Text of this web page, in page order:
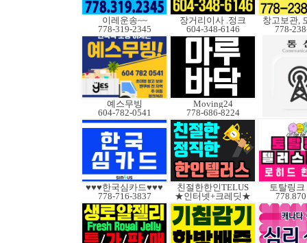
이레운송~~
778-319-2345
장거리이사 .정크
604-348-6146
창고보관,
778-
예스무빙
604-782-0541
Moving24
778-686-8224
♥♥♥한국심카드♥♥♥
778-716-3837
친절한한인TELUS
★인터넷+크레딧★
토탈링크